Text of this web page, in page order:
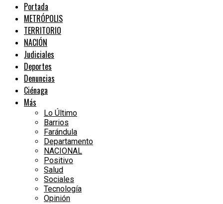
Portada
METRÓPOLIS
TERRITORIO
NACIÓN
Judiciales
Deportes
Denuncias
Ciénaga
Más
Lo Último
Barrios
Farándula
Departamento
NACIONAL
Positivo
Salud
Sociales
Tecnología
Opinión